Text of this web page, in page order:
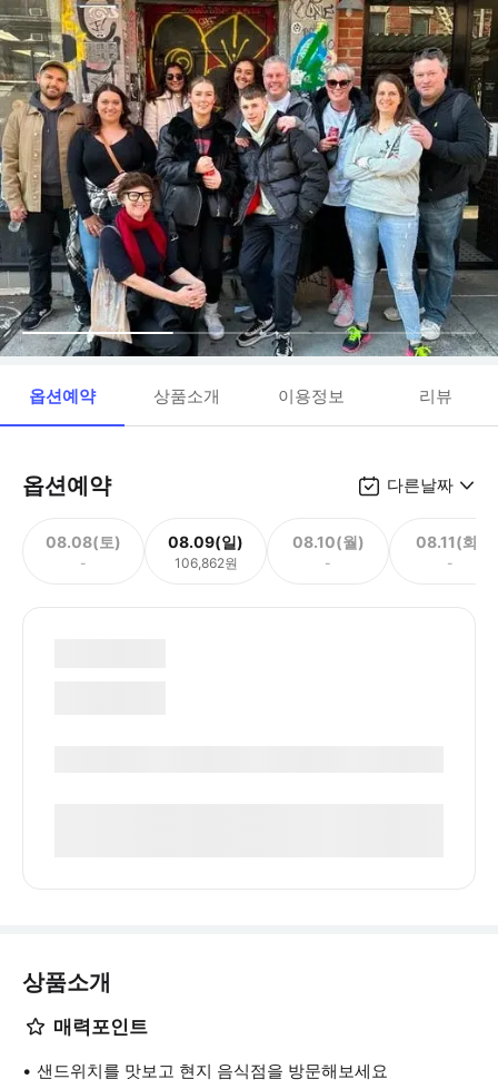
옵션예약 상품소개 이용정보 리뷰
옵션예약 다른날짜
08.08(토)
-
08.09(일)
106,862원
08.10(월)
-
08.11(화)
-
상품소개
매력포인트
샌드위치를 맛보고 현지 음식점을 방문해보세요